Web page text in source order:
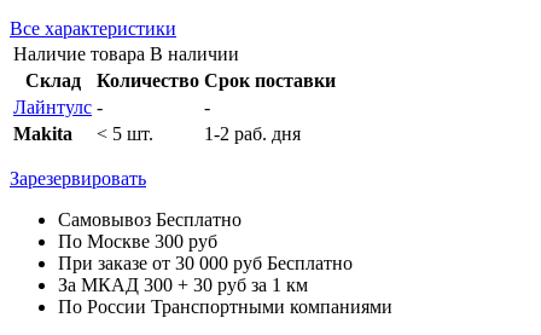
Все характеристики
Наличие товара В наличии
Склад
Количество Срок поставки
Лайнтулс -
-
Makita
< 5 шт. 1-2 раб. дня
Зарезервировать
Самовывоз Бесплатно
По Москве 300 руб
При заказе от 30 000 руб Бесплатно
За МКАД 300 + 30 руб за 1 км
По России Транспортными компаниями